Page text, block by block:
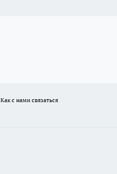
Как с нами связаться